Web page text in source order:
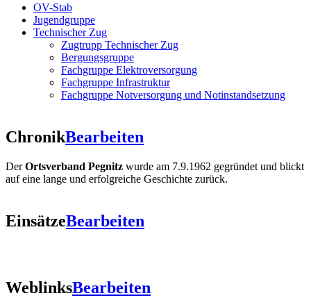
OV-Stab
Jugendgruppe
Technischer Zug
Zugtrupp Technischer Zug
Bergungsgruppe
Fachgruppe Elektroversorgung
Fachgruppe Infrastruktur
Fachgruppe Notversorgung und Notinstandsetzung
ChronikBearbeiten
DerOrtsverband Pegnitz wurde am 7.9.1962 gegründet und blickt
auf eine lange und erfolgreiche Geschichte zurück.
EinsätzeBearbeiten
WeblinksBearbeiten